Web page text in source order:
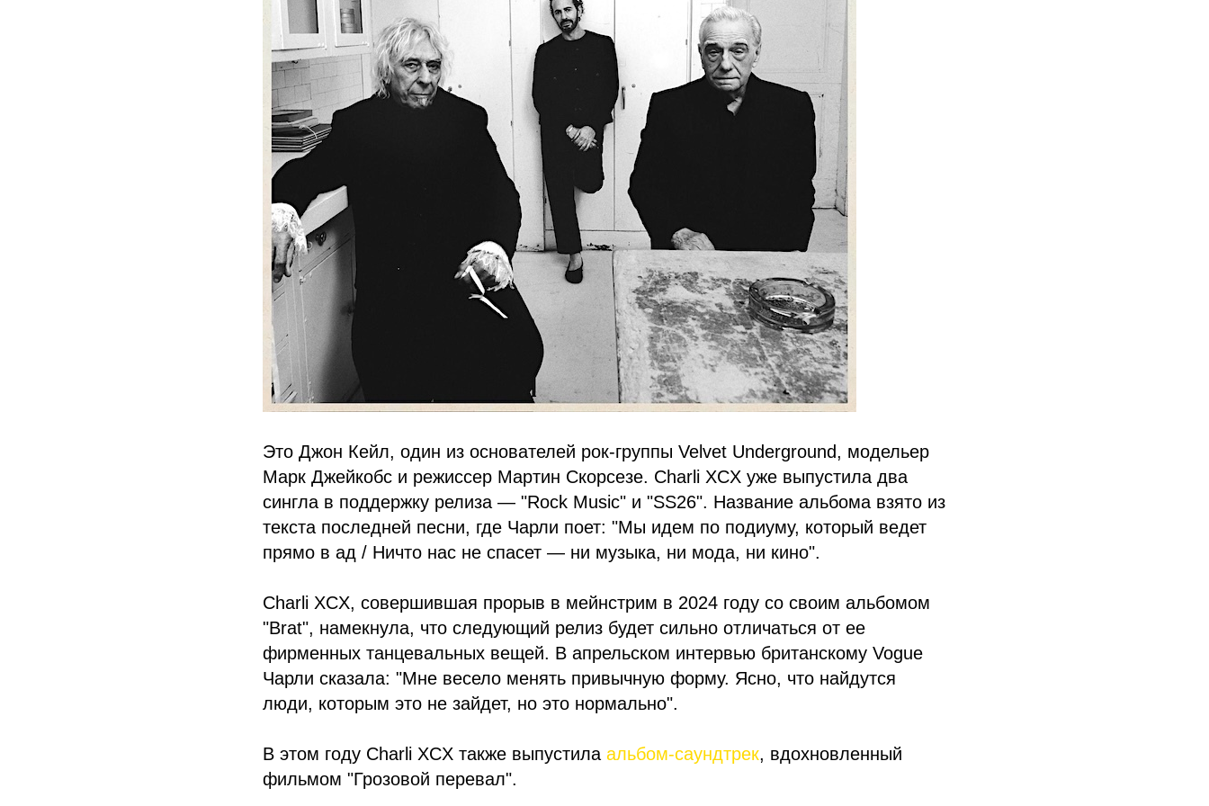
Это Джон Кейл, один из основателей рок-группы Velvet Underground, модельер
Марк Джейкобс и режиссер Мартин Скорсезе. Charli XCX уже выпустила два
сингла в поддержку релиза — "Rock Music" и "SS26". Название альбома взято из
текста последней песни, где Чарли поет: "Мы идем по подиуму, который ведет
прямо в ад / Ничто нас не спасет — ни музыка, ни мода, ни кино".
Charli XCX, совершившая прорыв в мейнстрим в 2024 году со своим альбомом
"Brat", намекнула, что следующий релиз будет сильно отличаться от ее
фирменных танцевальных вещей. В апрельском интервью британскому Vogue
Чарли сказала: "Мне весело менять привычную форму. Ясно, что найдутся
люди, которым это не зайдет, но это нормально".
В этом году Charli XCX также выпустила альбом-саундтрек, вдохновленный
фильмом "Грозовой перевал".